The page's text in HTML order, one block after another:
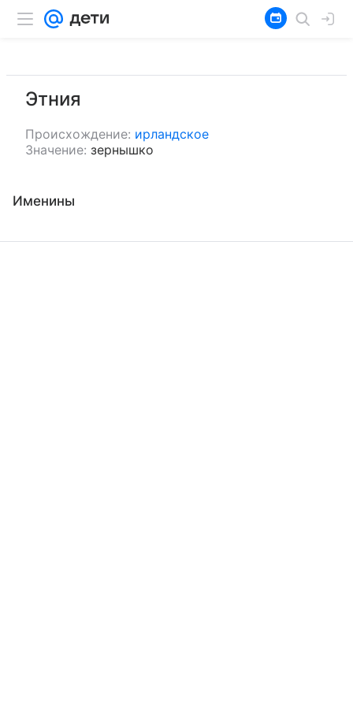
Этния
Происхождение: ирландское
Значение: зернышко
Именины